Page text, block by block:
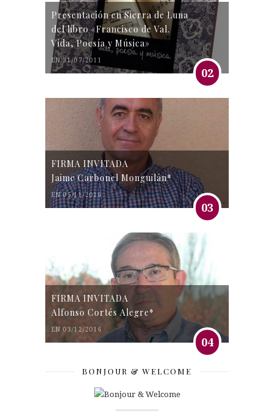
Presentación en Sierra de Luna
del libro «Francisco de Val.
Vida, Poesía y Música»
EN 31/07/2011
02
FIRMA INVITADA
Jaime Carbonel Monguilán*
EN 05/11/2016
03
FIRMA INVITADA
Alfonso Cortés Alegre*
EN 03/12/2016
04
BONJOUR & WELCOME